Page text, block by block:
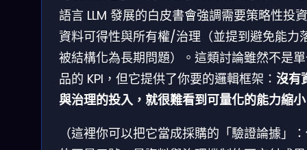
語言 LLM 發展的白皮書會強調需要策略性投
資料可得性與所有權/治理（並提到避免能力
被結構化為長期問題）。這類討論雖然不是
品的 KPI，但它提供了你要的邏輯框架： 沒有
與治理的投入，就很難看到可量化的能力縮
（這裡你可以把它當成採購的「驗證論據」